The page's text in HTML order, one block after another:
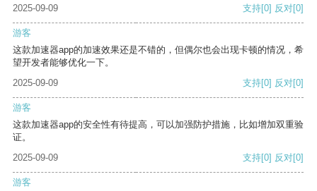
2025-09-09 支持[0] 反对[0]
游客
这款加速器app的加速效果还是不错的，但偶尔也会出现卡顿的情况，希
望开发者能够优化一下。
2025-09-09
支持[0] 反对[0]
游客
这款加速器app的安全性有待提高，可以加强防护措施，比如增加双重验
证。
2025-09-09
支持[0] 反对[0]
游客